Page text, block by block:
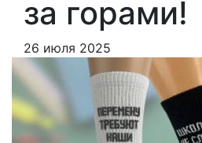
за горами!
26 июля 2025